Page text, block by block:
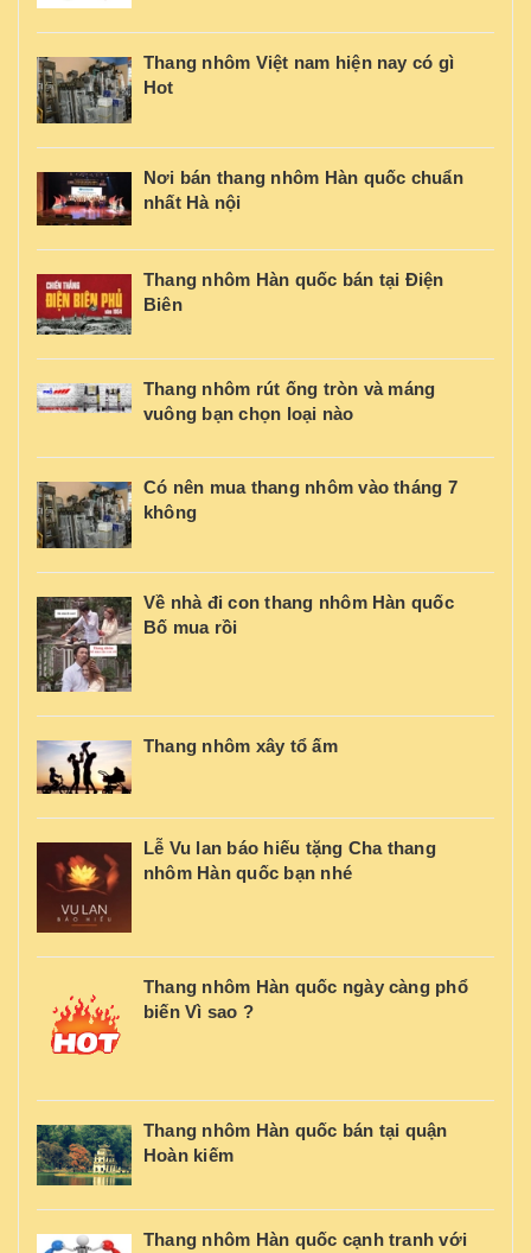
Thang nhôm Việt nam hiện nay có gì
Hot
Nơi bán thang nhôm Hàn quốc chuẩn
nhất Hà nội
Thang nhôm Hàn quốc bán tại Điện
Biên
Thang nhôm rút ống tròn và máng
vuông bạn chọn loại nào
Có nên mua thang nhôm vào tháng 7
không
Về nhà đi con thang nhôm Hàn quốc
Bố mua rồi
Thang nhôm xây tổ ấm
Lễ Vu lan báo hiếu tặng Cha thang
nhôm Hàn quốc bạn nhé
Thang nhôm Hàn quốc ngày càng phổ
biến Vì sao ?
Thang nhôm Hàn quốc bán tại quận
Hoàn kiếm
Thang nhôm Hàn quốc cạnh tranh với